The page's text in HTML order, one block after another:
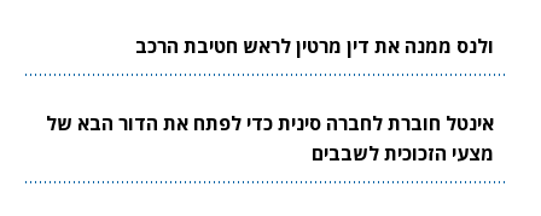
ולנס ממנה את דין מרטין לראש חטיבת הרכב
אינטל חוברת לחברה סינית כדי לפתח את הדור הבא של
מצעי הזכוכית לשבבים